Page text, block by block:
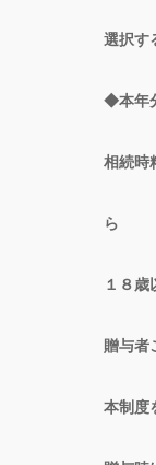
選択す
◆本年
相続時
ら
１８歳
贈与者
本制度